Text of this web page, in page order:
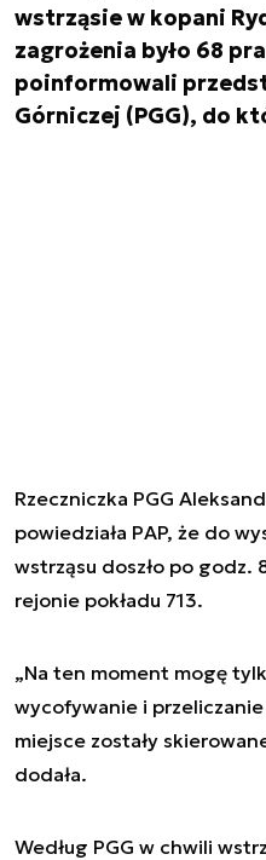
wstrząsie w kopani
zagrożenia było 68
poinformowali
Górniczej (PGG), do
Rzeczniczka PGG
powiedziała PAP, że do
wstrząsu doszło po godz.
rejonie pokładu 713.
„Na ten moment mogę
wycofywanie i
miejsce zostały
dodała.
Według PGG w chwili